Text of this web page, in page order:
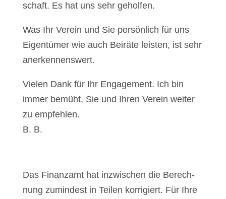
schaft. Es hat uns sehr gehol­fen.
Was Ihr Ver­ein und Sie per­sön­lich für uns
Eigen­tü­mer wie auch Bei­rä­te leis­ten, ist sehr
aner­ken­nens­wert.
Vie­len Dank für Ihr Enga­ge­ment. Ich bin
immer bemüht, Sie und Ihren Ver­ein wei­ter
zu emp­feh­len.
B. B.
Das Finanz­amt hat inzwi­schen die Berech­
nung zumin­dest in Tei­len kor­ri­giert. Für Ihre